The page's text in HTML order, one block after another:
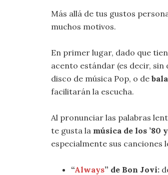
Más allá de tus gustos
muchos motivos.
En primer lugar, dado que
acento estándar (es decir, sin
disco de música Pop, o de
facilitarán la escucha.
Al pronunciar las palabras
te gusta la música de los ’80 y
especialmente sus canciones
“Always” de Bon Jovi: